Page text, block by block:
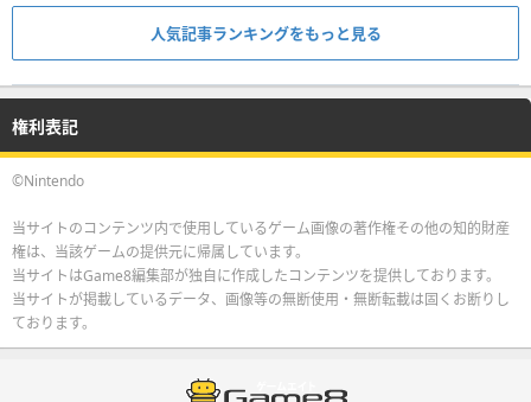
人気記事ランキングをもっと見る
権利表記
©Nintendo
当サイトのコンテンツ内で使用しているゲーム画像の著作権その他の知的財産
権は、当該ゲームの提供元に帰属しています。
当サイトはGame8編集部が独自に作成したコンテンツを提供しております。
当サイトが掲載しているデータ、画像等の無断使用・無断転載は固くお断りし
ております。